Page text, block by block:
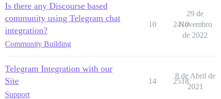
Is there any Discourse based
community using Telegram chat
integration?
Community Building
10 2410
29 de
Novembro
de 2022
Telegram Integration with our
Site
Support
14 2518
8 de Abril de
2021